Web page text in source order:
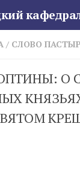
/ СЛОВО
О